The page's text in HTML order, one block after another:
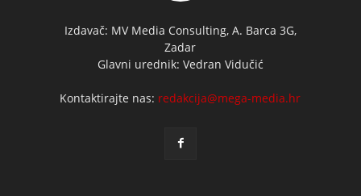
Izdavač: MV Media Consulting, A. Barca 3G,
Zadar
Glavni urednik: Vedran Vidučić
Kontaktirajte nas: redakcija@mega-media.hr